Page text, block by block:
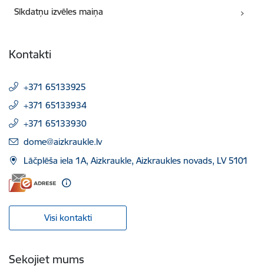
Sīkdatņu izvēles maiņa
Kontakti
+371 65133925
+371 65133934
+371 65133930
E-pasts:
dome@aizkraukle.lv
Lāčplēša iela 1A, Aizkraukle, Aizkraukles novads, LV 5101
Visi kontakti
Sekojiet mums